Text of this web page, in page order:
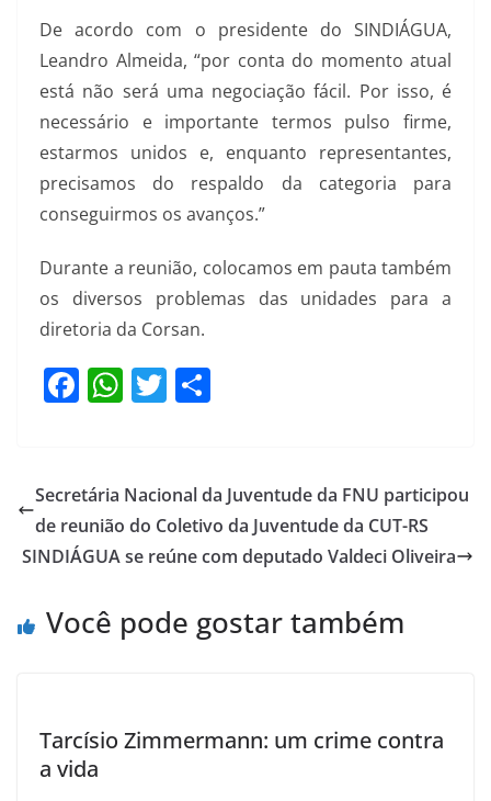
De acordo com o presidente do SINDIÁGUA,
Leandro Almeida, “por conta do momento atual
está não será uma negociação fácil. Por isso, é
necessário e importante termos pulso firme,
estarmos unidos e, enquanto representantes,
precisamos do respaldo da categoria para
conseguirmos os avanços.”
Durante a reunião, colocamos em pauta também
os diversos problemas das unidades para a
diretoria da Corsan.
F
e
b
o
k
W
s
A
p
T
er e
Secretária Nacional da Juventude da FNU participou
de reunião do Coletivo da Juventude da CUT-RS
SINDIÁGUA se reúne com deputado Valdeci Oliveira
Você pode gostar também
Tarcísio Zimmermann: um crime contra
a vida